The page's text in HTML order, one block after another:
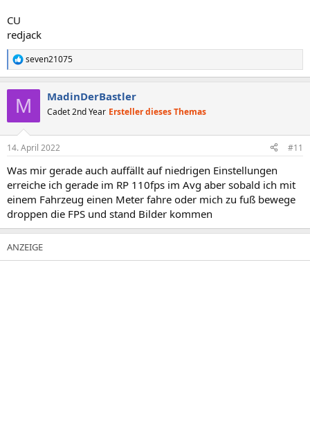
CU
redjack
R
e
e
:
seven21075
M MadinDerBastler
Cadet 2nd Year Ersteller dieses Themas
14. April 2022 #11
Was mir gerade auch auffällt auf niedrigen Einstellungen
erreiche ich gerade im RP 110fps im Avg aber sobald ich mit
einem Fahrzeug einen Meter fahre oder mich zu fuß bewege
droppen die FPS und stand Bilder kommen